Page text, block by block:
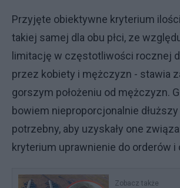
Przyjęte obiektywne kryterium
takiej samej dla obu płci, ze
limitację w częstotliwości rocznej
przez kobiety i mężczyzn - stawia
gorszym położeniu od mężczyzn.
bowiem nieproporcjonalnie
potrzebny, aby uzyskały one
kryterium uprawnienie do orderów i
Zobacz także